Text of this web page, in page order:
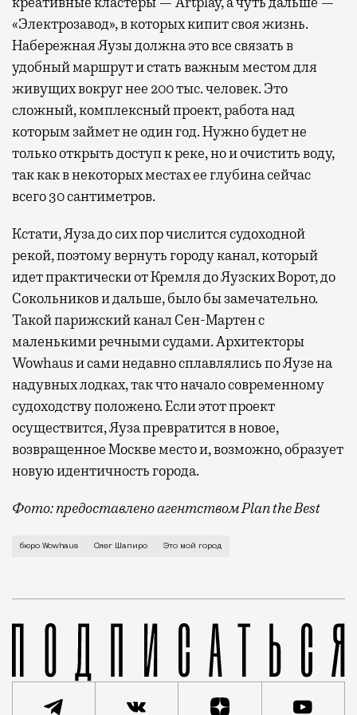
«Электрозавод», в которых кипит своя жизнь.
Набережная Яузы должна это все связать в
удобный маршрут и стать важным местом для
живущих вокруг нее 200 тыс. человек. Это
сложный, комплексный проект, работа над
которым займет не один год. Нужно будет не
только открыть доступ к реке, но и очистить воду,
так как в некоторых местах ее глубина сейчас
всего 30 сантиметров.
Кстати, Яуза до сих пор числится судоходной
рекой, поэтому вернуть городу канал, который
идет практически от Кремля до Яузских Ворот, до
Сокольников и дальше, было бы замечательно.
Такой парижский канал Сен-Мартен с
маленькими речными судами. Архитекторы
Wowhaus и сами недавно сплавлялись по Яузе на
надувных лодках, так что начало современному
судоходству положено. Если этот проект
осуществится, Яуза превратится в новое,
возвращенное Москве место и, возможно, образует
новую идентичность города.
Фото: предоставлено агентством Plan the Best
О худшем сервисе в мире — ГБУ
бюро Wowhaus Олег Шапиро Это мой город